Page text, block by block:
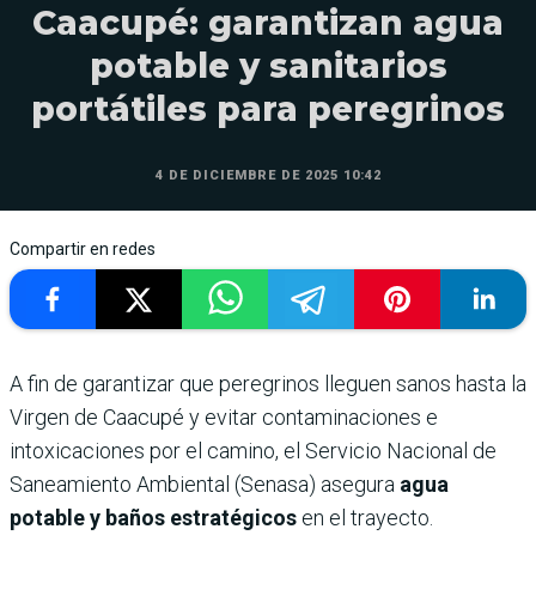
Caacupé: garantizan agua
potable y sanitarios
portátiles para peregrinos
4 DE DICIEMBRE DE 2025 10:42
Compartir en redes
A fin de garantizar que peregrinos lleguen sanos hasta la
Virgen de Caacupé y evitar contaminaciones e
intoxicaciones por el camino, el Servicio Nacional de
Saneamiento Ambiental (Senasa) asegura agua
potable y baños estratégicos en el trayecto.